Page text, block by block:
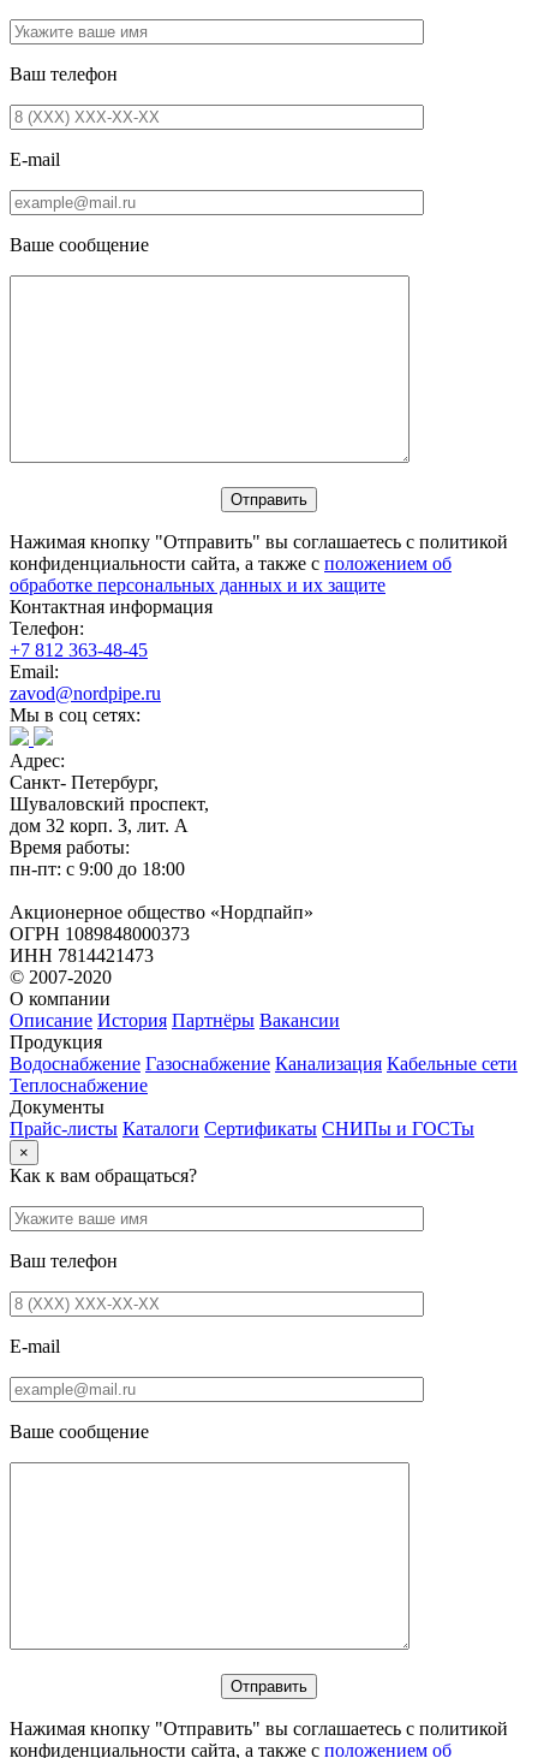
Ваш телефон
E-mail
Ваше сообщение
Нажимая кнопку "Отправить" вы соглашаетесь с политикой
конфиденциальности сайта, а также с положением об
обработке персональных данных и их защите
Контактная информация
Телефон:
+7 812 363-48-45
Email:
zavod@nordpipe.ru
Мы в соц сетях:
Адрес:
Санкт- Петербург,
Шуваловский проспект,
дом 32 корп. 3, лит. А
Время работы:
пн-пт: с 9:00 до 18:00
Акционерное общество «Нордпайп»
ОГРН 1089848000373
ИНН 7814421473
© 2007-2020
О компании
Описание История Партнёры Вакансии
Продукция
Водоснабжение Газоснабжение Канализация Кабельные сети
Теплоснабжение
Документы
Прайс-листы Каталоги Сертификаты СНИПы и ГОСТы
×
Как к вам обращаться?
Ваш телефон
E-mail
Ваше сообщение
Нажимая кнопку "Отправить" вы соглашаетесь с политикой
конфиденциальности сайта, а также с положением об